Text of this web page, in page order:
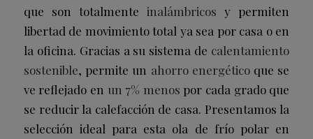
que son totalmenteinalámbricos y permiten
libertad de movimiento total ya sea por casa o en
la oficina. Gracias a su sistema de calentamiento
sostenible, permite un ahorro energéticoque se
ve reflejado en un 7% menos por cada grado que
se reducir la calefacción de casa. Presentamos la
selección ideal para esta ola de frío polar en